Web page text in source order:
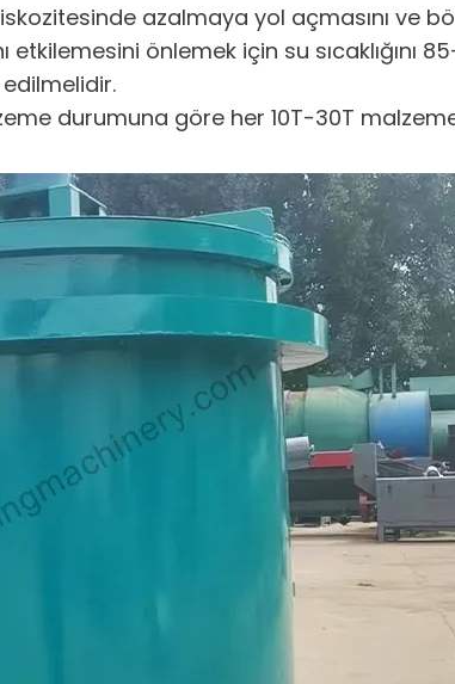
viskozitesinde azalmaya yol açmasını ve
önlemek için su sıcaklığını
durumuna göre her 10T-30T